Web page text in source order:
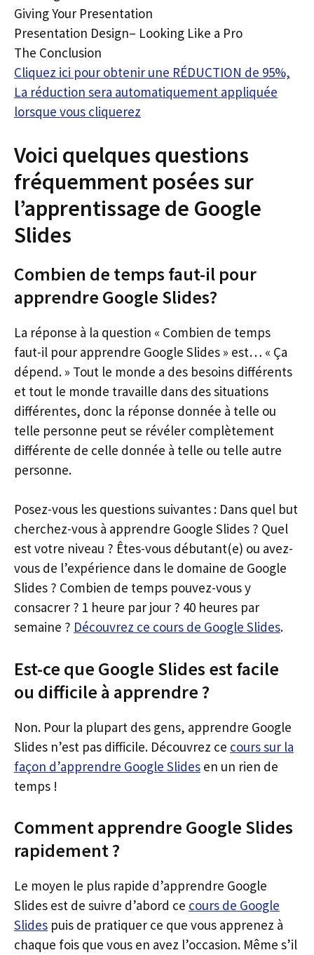
Giving Your Presentation
Presentation Design– Looking Like a Pro
The Conclusion
Cliquez ici pour obtenir une RÉDUCTION de 95%,
La réduction sera automatiquement appliquée
lorsque vous cliquerez
Voici quelques questions
fréquemment posées sur
l’apprentissage de Google
Slides
Combien de temps faut-il pour
apprendre Google Slides?
La réponse à la question « Combien de temps
faut-il pour apprendre Google Slides » est… « Ça
dépend. » Tout le monde a des besoins différents
et tout le monde travaille dans des situations
différentes, donc la réponse donnée à telle ou
telle personne peut se révéler complètement
différente de celle donnée à telle ou telle autre
personne.
Posez-vous les questions suivantes : Dans quel but
cherchez-vous à apprendre Google Slides ? Quel
est votre niveau ? Êtes-vous débutant(e) ou avez-
vous de l’expérience dans le domaine de Google
Slides ? Combien de temps pouvez-vous y
consacrer ? 1 heure par jour ? 40 heures par
semaine ? Découvrez ce cours de Google Slides.
Est-ce que Google Slides est facile
ou difficile à apprendre ?
Non. Pour la plupart des gens, apprendre Google
Slides n’est pas difficile. Découvrez ce cours sur la
façon d’apprendre Google Slides en un rien de
temps !
Comment apprendre Google Slides
rapidement ?
Le moyen le plus rapide d’apprendre Google
Slides est de suivre d’abord ce cours de Google
Slides puis de pratiquer ce que vous apprenez à
chaque fois que vous en avez l’occasion. Même s’il